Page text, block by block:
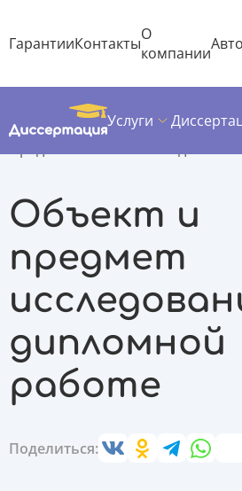
ГарантииКонтактыО
компании
Услуги
ДиссертацияПолезные
Объект и
предмет
дипломной
работе
Поделиться: